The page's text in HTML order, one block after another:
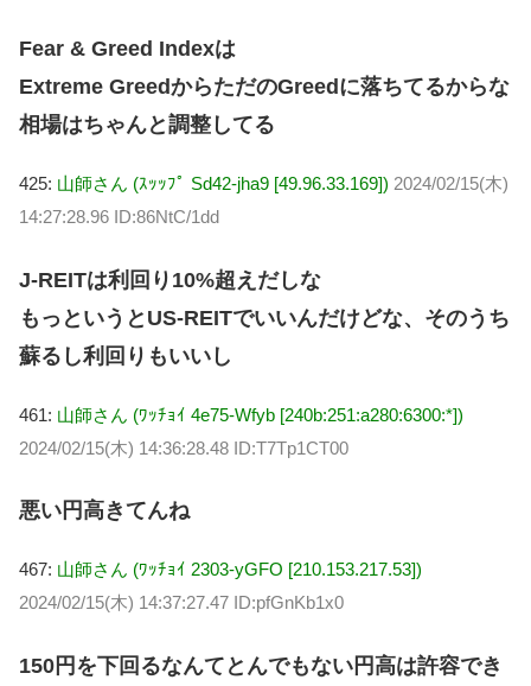
Fear & Greed Indexは
Extreme GreedからただのGreedに落ちてるからな
相場はちゃんと調整してる
425: 山師さん (ｽｯｯﾌﾟ Sd42-jha9 [49.96.33.169]) 2024/02/15(木)
14:27:28.96 ID:86NtC/1dd
J-REITは利回り10%超えだしな
もっというとUS-REITでいいんだけどな、そのうち
蘇るし利回りもいいし
461: 山師さん (ﾜｯﾁｮｲ 4e75-Wfyb [240b:251:a280:6300:*])
2024/02/15(木) 14:36:28.48 ID:T7Tp1CT00
悪い円高きてんね
467: 山師さん (ﾜｯﾁｮｲ 2303-yGFO [210.153.217.53])
2024/02/15(木) 14:37:27.47 ID:pfGnKb1x0
150円を下回るなんてとんでもない円高は許容でき